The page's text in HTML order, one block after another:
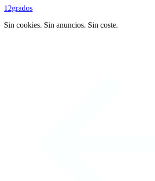
12grados
Sin cookies. Sin anuncios. Sin coste.